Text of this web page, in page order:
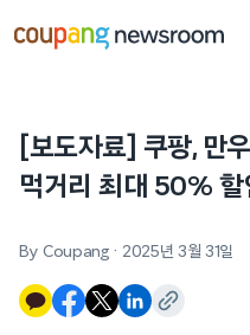
건너뛰기
[보도자료] 쿠팡, 만
먹거리 최대 50% 할
By Coupang · 2025년 3월 31일